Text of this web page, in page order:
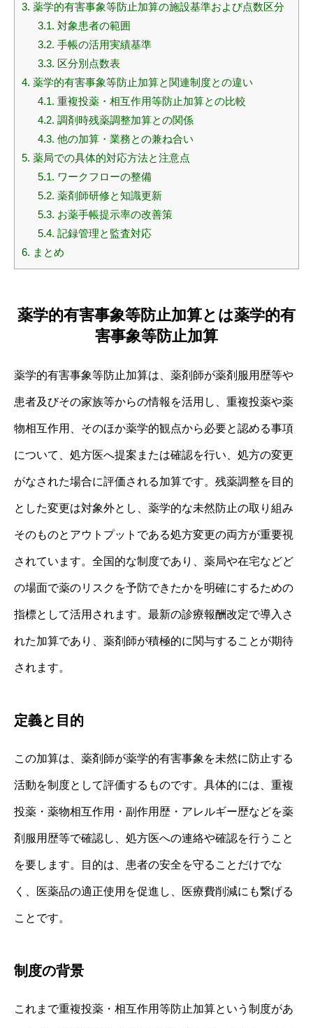
3. 薬学的有害事象等防止加算の施設基準および点数区分
3.1. 対象患者の範囲
3.2. 手帳の活用実績基準
3.3. 区分別点数表
4. 薬学的有害事象等防止加算と関連制度との違い
4.1. 重複投薬・相互作用等防止加算との比較
4.2. 調剤時残薬調整加算との関係
4.3. 他の加算・業務との兼ね合い
5. 薬局での具体的対応方法と注意点
5.1. ワークフローの整備
5.2. 薬剤師研修と知識更新
5.3. お薬手帳提示率の改善策
5.4. 記録管理と監査対応
6. まとめ
薬学的有害事象等防止加算とは薬学的有
害事象等防止加算
薬学的有害事象等防止加算は、薬剤師が薬剤服用歴等や
患者及びその家族等からの情報を活用し、重複投薬や薬
物相互作用、そのほか薬学的観点から必要と認める事項
について、処方医へ提案または確認を行い、処方の変更
がなされた場合に評価される加算です。残薬調整を目的
とした変更は対象外とし、薬学的な未然防止の取り組み
そのものとアウトプットである処方変更の両方が重要視
されています。全国的な制度であり、薬局や在宅などど
の場面で薬のリスクを予防できたかを明確にするための
指標として活用されます。最新の診療報酬改定で導入さ
れた加算であり、薬剤師が積極的に関与することが期待
されます。
定義と目的
この加算は、薬剤師が薬学的有害事象を未然に防止する
活動を制度として評価するものです。具体的には、重複
投薬・薬物相互作用・副作用歴・アレルギー歴などを薬
剤服用歴等で確認し、処方医への連絡や確認を行うこと
を要します。目的は、患者の安全を守ることだけでな
く、医薬品の適正使用を促進し、医療費削減にも繋げる
ことです。
制度の背景
これまで重複投薬・相互作用等防止加算という制度があ